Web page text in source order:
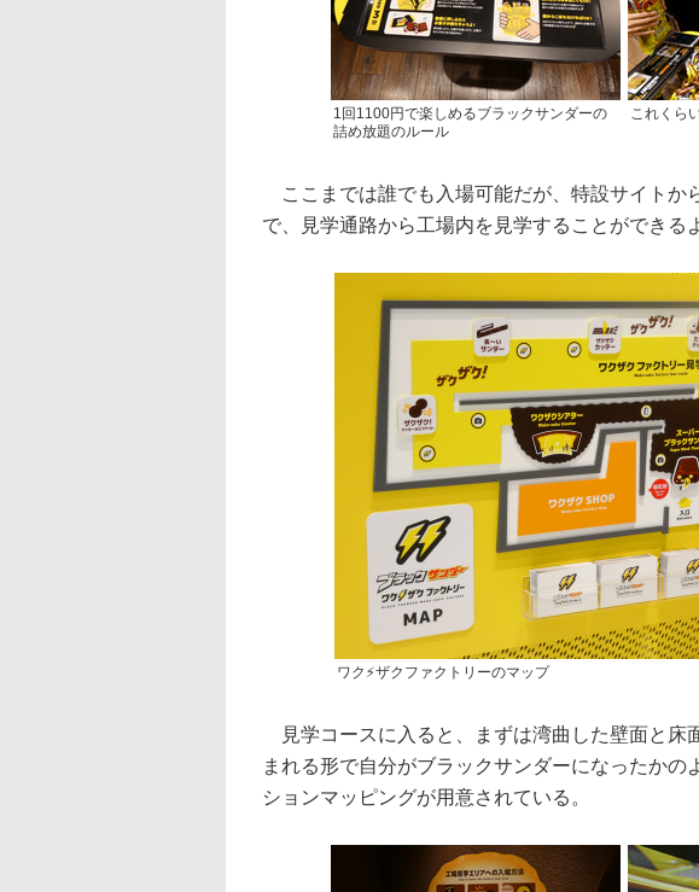
1回1100円で楽しめるブラックサンダーの
詰め放題のルール
これくら
ここまでは誰でも入場可能だが、特設サイトか
で、見学通路から工場内を見学することができる
ワク⚡ザクファクトリーのマップ
見学コースに入ると、まずは湾曲した壁面と床
まれる形で自分がブラックサンダーになったかの
ションマッピングが用意されている。